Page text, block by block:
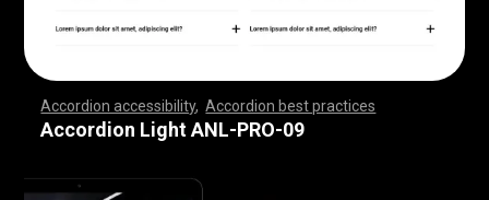
Accordion accessibility ,Accordion best practices
,,,,,,,,,,,,,,,,,,,,,,,, ,,,,,,,,,,,,,,,,,,,,,,,,,,,
,,,,,,,,,,,,,,,,,,,,,,,, ,,
Accordion Light ANL-PRO-09